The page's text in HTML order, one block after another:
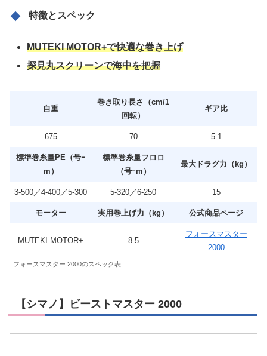
特徴とスペック
MUTEKI MOTOR+で快適な巻き上げ
探見丸スクリーンで海中を把握
自重
巻き取り長さ（cm/1
回転）
ギア比
675 70 5.1
標準巻糸量PE（号ｰ
m）
標準巻糸量フロロ
（号ｰm）
最大ドラグ力（kg）
3-500／4-400／5-300 5-320／6-250 15
モーター 実用巻上げ力（kg） 公式商品ページ
MUTEKI MOTOR+ 8.5
フォースマスター
2000
フォースマスター 2000のスペック表
【シマノ】ビーストマスター 2000